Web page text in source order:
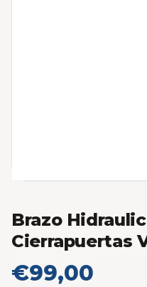
Brazo
Cierrapuertas
€99,00